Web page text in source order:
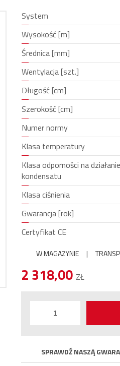
System
Wysokość [m]
Średnica [mm]
Wentylacja [szt.]
Długość [cm]
Szerokość [cm]
Numer normy
Klasa temperatury
Klasa odporności na działanie
kondensatu
Klasa ciśnienia
Gwarancja [rok]
Certyfikat CE
W MAGAZYNIE |
2 318,00ZŁ
SPRAWDŹ NASZĄ